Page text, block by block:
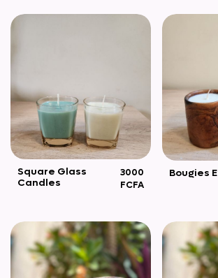
Square Glass
Candles
3000
FCFA
Bougies